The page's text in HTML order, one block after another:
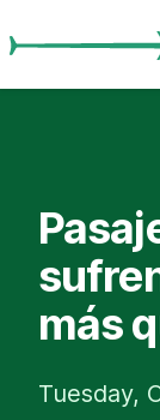
más
Tuesday,